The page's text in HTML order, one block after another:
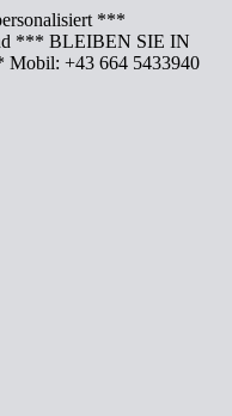
***
*** BLEIBEN SIE IN
+43 664 5433940